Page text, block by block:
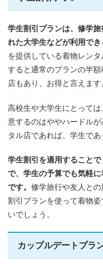
学生割引プランは、修学
れた大学生などが利用でき
を提供している着物レン
すると通常のプランの半
店もあり、お得と言えます
高校生や大学生にとって
意するのはややハードル
タル店であれば、学生であ
学生割引を適用すること
で、学生の予算でも気軽
です。 修学旅行や友人と
割引プランを使って着物
いでしょう。
カップルデートプラ